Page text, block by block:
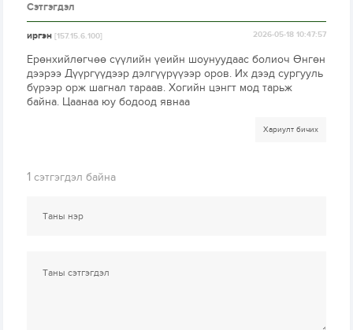
Сэтгэгдэл
иргэн[157.15.6.100] 2026-05-18 10:47:57
Ерөнхийлөгчөө сүүлийн үеийн шоунуудаас болиоч Өнгөн
дээрээ Дүүргүүдээр дэлгүүрүүээр оров. Их дээд сургууль
бүрээр орж шагнал тараав. Хогийн цэнгт мод тарьж
байна. Цаанаа юу бодоод явнаа
Хариулт бичих
1 сэтгэгдэл байна